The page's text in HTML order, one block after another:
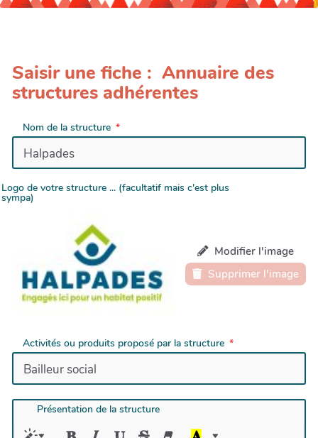
Saisir une fiche : Annuaire des
structures adhérentes
Nom de la structure
Logo de votre structure ... (facultatif mais c'est plus
sympa)
Modifier l'image
Supprimer l'image
Activités ou produits proposé par la structure
Présentation de la structure